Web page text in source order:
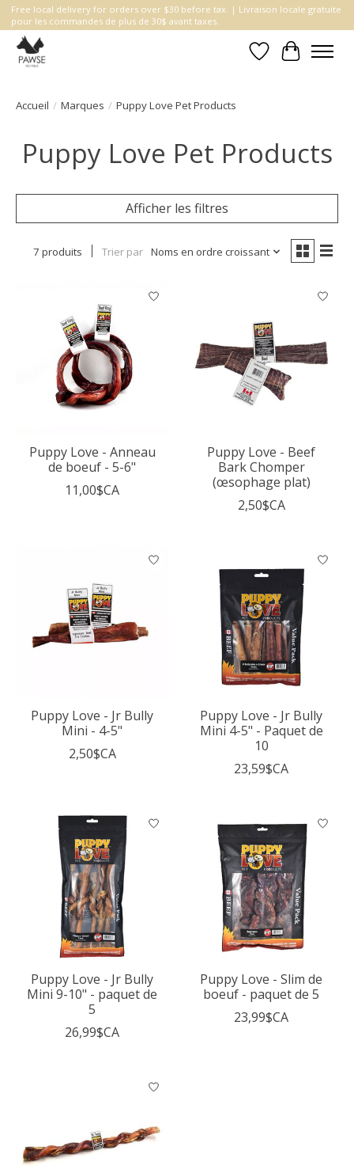
Free local delivery for orders over $30 before tax. | Livraison locale gratuite
pour les commandes de plus de 30$ avant taxes.
Liste dePanier
Accueil / Marques / Puppy Love Pet Products
Puppy Love Pet Products
Afficher les filtres
7 produits Trier par Noms en ordre croissant
Puppy Love - Anneau
de boeuf - 5-6"
11,00$CA
Puppy Love - Beef
Bark Chomper
(œsophage plat)
2,50$CA
Puppy Love - Jr Bully
Mini - 4-5"
2,50$CA
Puppy Love - Jr Bully
Mini 4-5" - Paquet de
10
23,59$CA
Puppy Love - Jr Bully
Mini 9-10" - paquet de
5
26,99$CA
Puppy Love - Slim de
boeuf - paquet de 5
23,99$CA